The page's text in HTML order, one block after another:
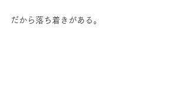
だから落ち着きがある。